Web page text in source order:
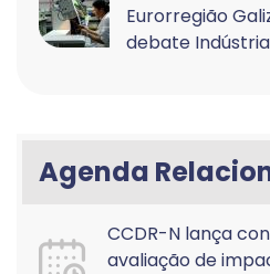
Eurorregião
debate
Agenda
CCDR-N lança
avaliação de